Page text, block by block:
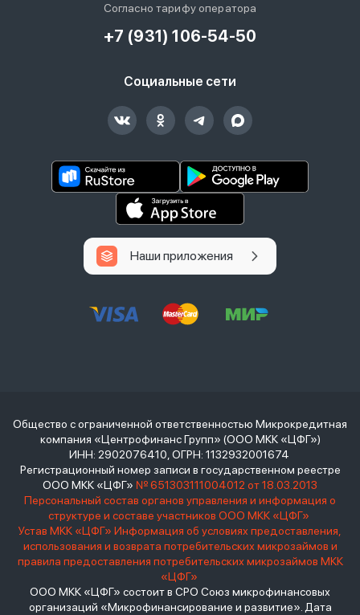
Согласно тарифу оператора
+7 (931) 106-54-50
Социальные сети
Наши приложения
Общество с ограниченной ответственностью Микрокредитная
компания «Центрофинанс Групп» (ООО МКК «ЦФГ»)
ИНН: 2902076410, ОГРН: 1132932001674
Регистрационный номер записи в государственном реестре
ООО МКК «ЦФГ» № 651303111004012 от 18.03.2013
Персональный состав органов управления и информация о
структуре и составе участников ООО МКК «ЦФГ»
Устав МКК «ЦФГ» Информация об условиях предоставления,
использования и возврата потребительских микрозаймов и
правила предоставления потребительских микрозаймов МКК
«ЦФГ»
ООО МКК «ЦФГ» состоит в СРО Союз микрофинансовых
организаций «Микрофинансирование и развитие». Дата